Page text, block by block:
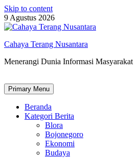
Skip to content
9 Agustus 2026
Cahaya Terang Nusantara
Menerangi Dunia Informasi Masyarakat
Primary Menu
Beranda
Kategori Berita
Blora
Bojonegoro
Ekonomi
Budaya